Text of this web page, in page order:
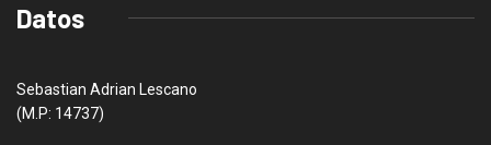
Datos
Sebastian Adrian Lescano
(M.P: 14737)